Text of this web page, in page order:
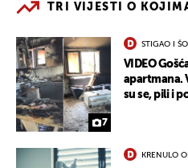
TRI VIJESTI O
7
STIGAO I
VIDEO
apartmana.
su se, pili i
KRENULO